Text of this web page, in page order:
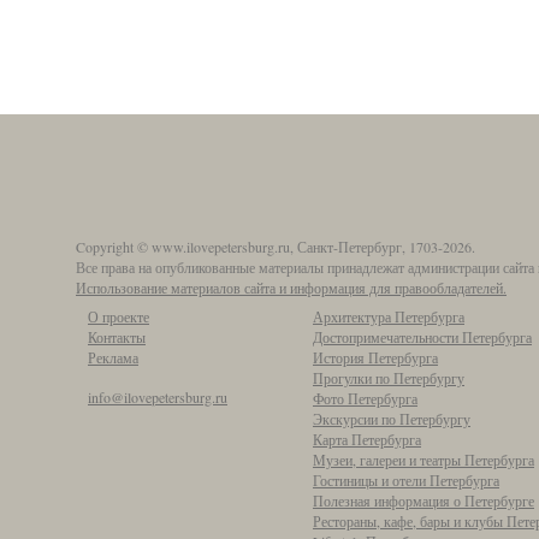
Copyright © www.ilovepetersburg.ru, Санкт-Петербург, 1703-2026.
Все права на опубликованные материалы принадлежат администрации сайта
Использование материалов сайта и информация для правообладателей.
О проекте
Контакты
Реклама
info@ilovepetersburg.ru
Архитектура Петербурга
Достопримечательности Петербурга
История Петербурга
Прогулки по Петербургу
Фото Петербурга
Экскурсии по Петербургу
Карта Петербурга
Музеи, галереи и театры Петербурга
Гостиницы и отели Петербурга
Полезная информация о Петербурге
Рестораны, кафе, бары и клубы